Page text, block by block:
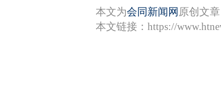
本文为会同新闻网 原创文
本文链接： https://